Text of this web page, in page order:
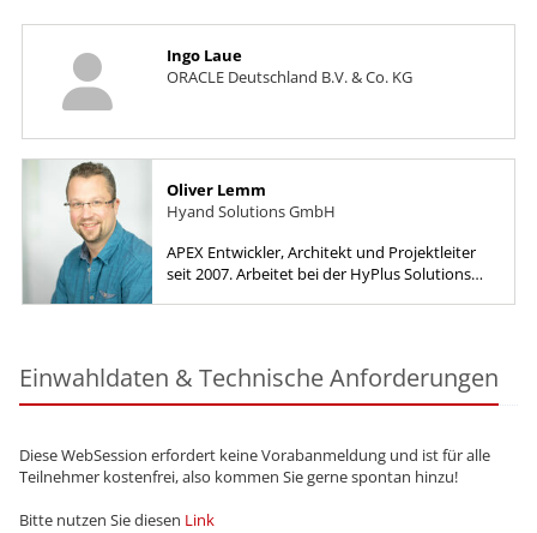
Ingo Laue
ORACLE Deutschland B.V. & Co. KG
Oliver Lemm
Hyand Solutions GmbH
APEX Entwickler, Architekt und Projektleiter
seit 2007. Arbeitet bei der HyPlus Solutions
Einwahldaten & Technische Anforderungen
Diese WebSession erfordert keine Vorabanmeldung und ist für alle
Teilnehmer kostenfrei, also kommen Sie gerne spontan hinzu!
Bitte nutzen Sie diesen Link